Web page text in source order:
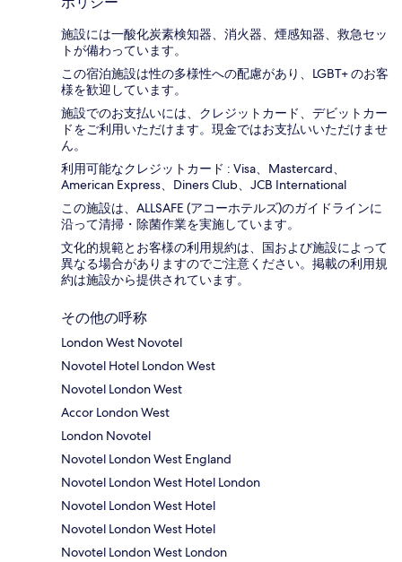
施設には一酸化炭素検知器、消火器、煙感知器、救急セッ
トが備わっています。
この宿泊施設は性の多様性への配慮があり、LGBT+ のお客
様を歓迎しています。
施設でのお支払いには、クレジットカード、デビットカー
ドをご利用いただけます。現金ではお支払いいただけませ
ん。
利用可能なクレジットカード : Visa、Mastercard、
American Express、Diners Club、JCB International
この施設は、ALLSAFE (アコーホテルズ)のガイドラインに
沿って清掃・除菌作業を実施しています。
文化的規範とお客様の利用規約は、国および施設によって
異なる場合がありますのでご注意ください。掲載の利用規
約は施設から提供されています。
その他の呼称
London West Novotel
Novotel Hotel London West
Novotel London West
Accor London West
London Novotel
Novotel London West England
Novotel London West Hotel London
Novotel London West Hotel
Novotel London West Hotel
Novotel London West London